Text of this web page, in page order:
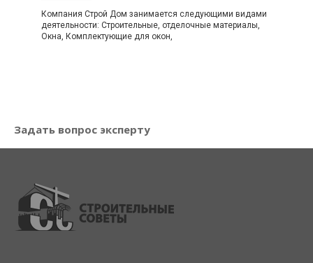
Компания Строй Дом занимается следующими видами
деятельности: Строительные, отделочные материалы,
Окна, Комплектующие для окон,
Задать вопрос эксперту